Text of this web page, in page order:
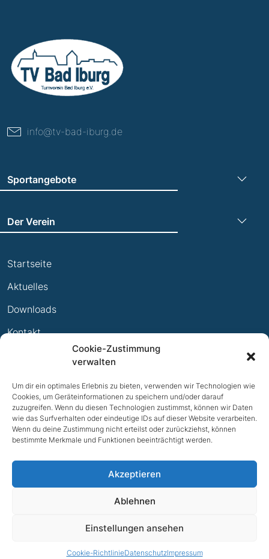
Cookie-Zustimmung
verwalten
Um dir ein optimales Erlebnis zu bieten, verwenden wir Technologien wie
Cookies, um Geräteinformationen zu speichern und/oder darauf
zuzugreifen. Wenn du diesen Technologien zustimmst, können wir Daten
wie das Surfverhalten oder eindeutige IDs auf dieser Website verarbeiten.
Wenn du deine Zustimmung nicht erteilst oder zurückziehst, können
bestimmte Merkmale und Funktionen beeinträchtigt werden.
Akzeptieren
Ablehnen
Einstellungen ansehen
Cookie-RichtlinieDatenschutzImpressum
info@tv-bad-iburg.de
Sportangebote
Leichtathletik
Leistungsabzeichen
Der Verein
Termine
Ewige Erfolge
Mitglied werden
Startseite
Aktuelles
Downloads
Kontakt
© 2026 TV Bad Iburg e.V.